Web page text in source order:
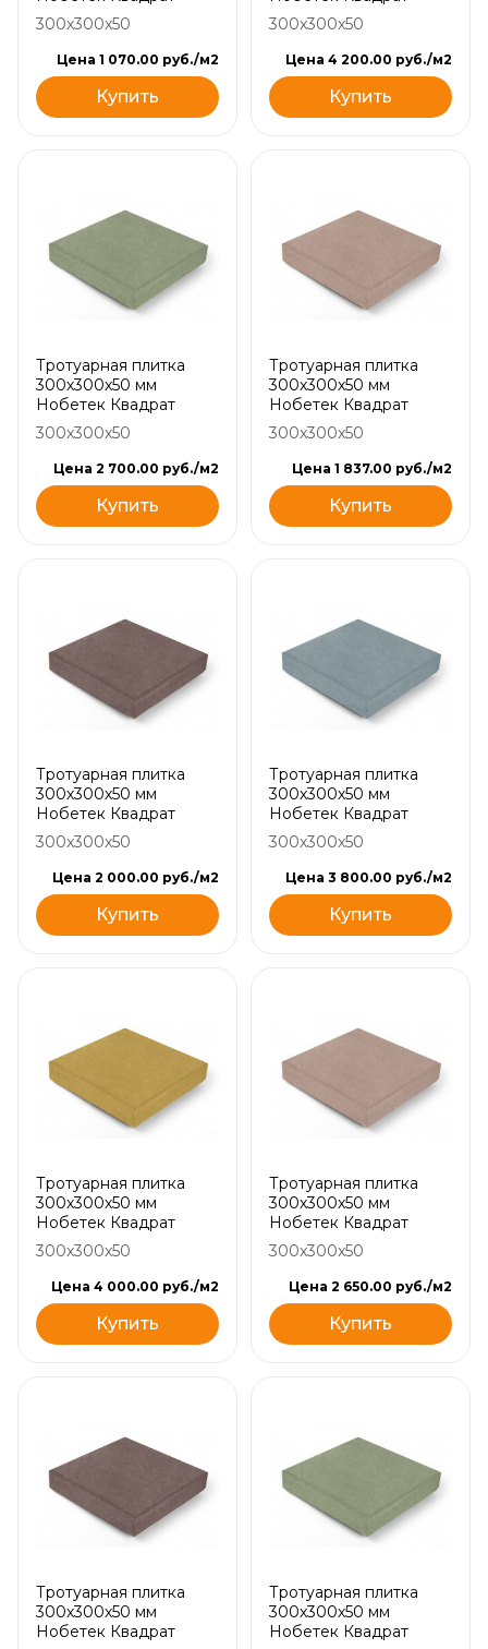
300x300x50
Цена 1 070.00 руб./м2
Купить
300x300x50
Цена 4 200.00 руб./м2
Купить
Тротуарная плитка
300х300х50 мм
Нобетек Квадрат
300x300x50
Цена 2 700.00 руб./м2
Купить
Тротуарная плитка
300х300х50 мм
Нобетек Квадрат
300x300x50
Цена 1 837.00 руб./м2
Купить
Тротуарная плитка
300х300х50 мм
Нобетек Квадрат
300x300x50
Цена 2 000.00 руб./м2
Купить
Тротуарная плитка
300х300х50 мм
Нобетек Квадрат
300x300x50
Цена 3 800.00 руб./м2
Купить
Тротуарная плитка
300х300х50 мм
Нобетек Квадрат
300x300x50
Цена 4 000.00 руб./м2
Купить
Тротуарная плитка
300х300х50 мм
Нобетек Квадрат
300x300x50
Цена 2 650.00 руб./м2
Купить
Тротуарная плитка
300х300х50 мм
Нобетек Квадрат
Тротуарная плитка
300х300х50 мм
Нобетек Квадрат